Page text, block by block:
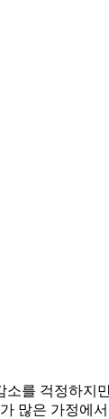
를 걱정하지
많은 가정에